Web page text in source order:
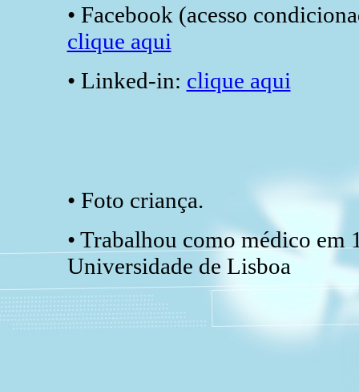
• Facebook (acesso
clique aqui
• Linked-in: clique aqui
• Foto criança.
• Trabalhou como médico em
Universidade de Lisboa